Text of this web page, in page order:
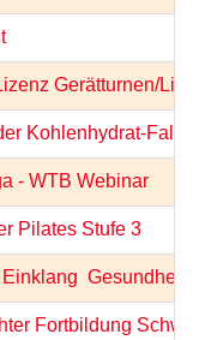
Gerätturnen/
Kohlenhydrat-Falle
- WTB Webinar
Pilates Stufe 3
 Gesundheit
Fortbildung